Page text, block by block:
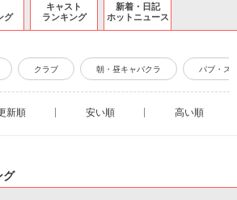
グ
キャスト
ランキング
新着・日記
ホットニュース
クラブ 朝・昼キャバクラ パブ・ス
新順 安い順 高い順
グ